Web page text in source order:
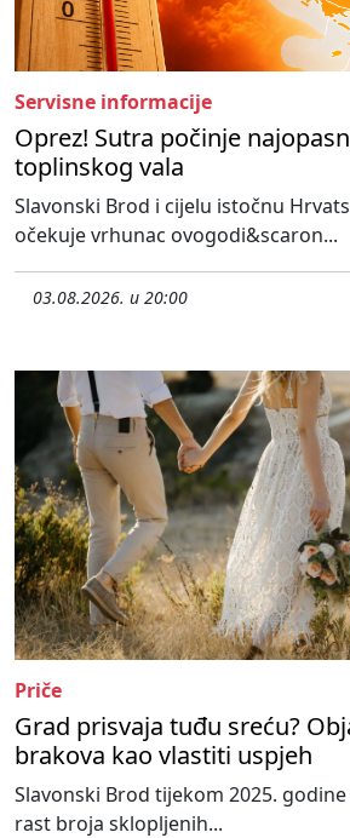
Servisne informacije
Oprez! Sutra počinje
toplinskog vala
Slavonski Brod i cijelu istočnu
očekuje vrhunac ovogodi&scaron...
03.08.2026. u 20:00
Priče
Grad prisvaja tuđu sreću?
brakova kao vlastiti uspjeh
Slavonski Brod tijekom 2025.
rast broja sklopljenih...